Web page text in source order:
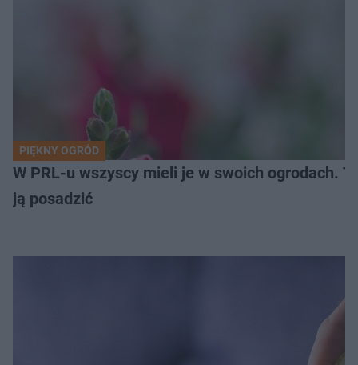
PIĘKNY OGRÓD
W PRL-u wszyscy mieli je w swoich ogrodach.
ją posadzić